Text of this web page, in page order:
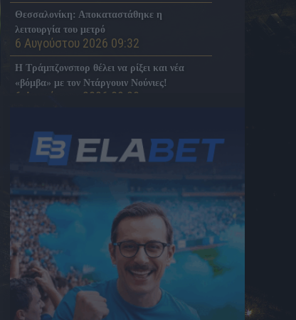
Θεσσαλονίκη: Αποκαταστάθηκε η
λειτουργία του μετρό
6 Αυγούστου 2026 09:32
H Tράμπζονσπορ θέλει να ρίξει και νέα
«βόμβα» με τον Ντάργουιν Νούνιες!
6 Αυγούστου 2026 09:20
δολοφονία της 38χρονης Σκωτσέζας
6 Αυγούστου 2026 08:08
τη φίλη της
6 Αυγούστου 2026 07:56
Κρήτη: Φωτιά στο Καρύδι Σητείας
6 Αυγούστου 2026 06:52
Υπόθεση Marfin: Εκδίδεται σήμερα στην
Ελλάδα η 46χρον
6 Αυγούστου 2026 06:41